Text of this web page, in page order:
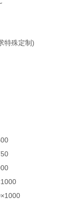
特殊定制)